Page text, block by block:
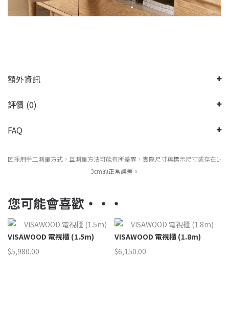
額外資訊
評價 (0)
FAQ
因採用手工測量方式，且測量方法可能有所差異，實際尺寸與標示尺寸或存在1-
3cm的正常誤差。
您可能會喜歡‧‧‧
VISAWOOD 電視櫃 (1.5m)
$5,980.00
VISAWOOD 電視櫃 (1.8m)
$6,150.00